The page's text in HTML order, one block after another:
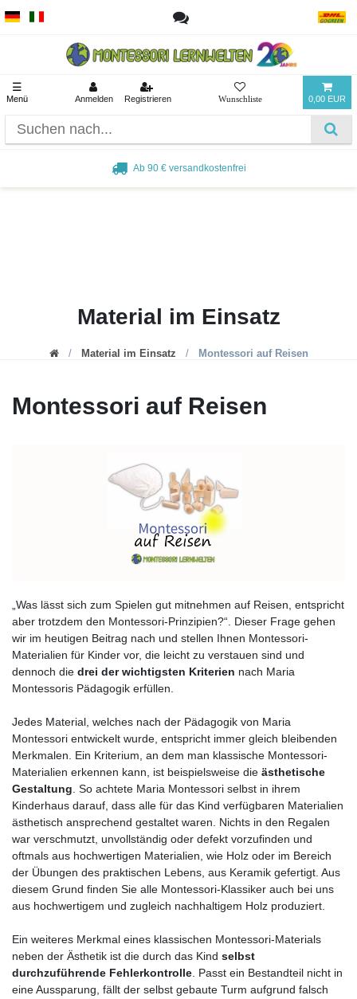
☰
Menü Anmelden Registrieren 0,00 EUR
Ab 90 € versandkostenfrei
Material im Einsatz
Material im Einsatz Montessori auf Reisen
Montessori auf Reisen
„Was lässt sich zum Spielen gut mitnehmen auf Reisen, entspricht
aber trotzdem den Montessori-Prinzipien?“. Dieser Frage gehen
wir im heutigen Beitrag nach und stellen Ihnen Montessori-
Materialien für Kinder vor, die leicht zu verstauen sind und
dennoch die drei der wichtigsten Kriterien nach Maria
Montessoris Pädagogik erfüllen.
Jedes Material, welches nach der Pädagogik von Maria
Montessori entwickelt wurde, entspricht immer gleich bleibenden
Merkmalen. Ein Kriterium, an dem man klassische Montessori-
Materialien erkennen kann, ist beispielsweise die ästhetische
Gestaltung. So achtete Maria Montessori selbst in ihrem
Kinderhaus darauf, dass alle für das Kind verfügbaren Materialien
ästhetisch ansprechend gestaltet waren. Nichts in den Regalen
war verschmutzt, unvollständig oder defekt vorzufinden und
oftmals aus hochwertigen Materialien, wie Holz oder im Bereich
der Übungen des praktischen Lebens, aus Keramik gefertigt. Aus
diesem Grund finden Sie alle Montessori-Klassiker auch bei uns
aus hochwertigem und zugleich nachhaltigem Holz produziert.
Ein weiteres Merkmal eines klassischen Montessori-Materials
neben der Ästhetik ist die durch das Kind selbst
durchzuführende Fehlerkontrolle. Passt ein Bestandteil nicht in
eine Aussparung, fällt der selbst gebaute Turm aufgrund falsch